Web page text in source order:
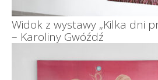
Widok z wystawy „Kilka dni
– Karoliny Gwóźdź